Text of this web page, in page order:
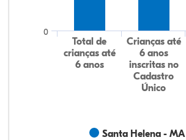
Santa Helena - MA
Total de
crianças até
6 anos
Crianças até
6 anos
inscritas no
Cadastro
Único
0